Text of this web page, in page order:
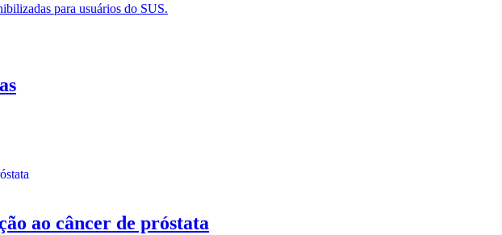
para usuários do SUS.
ao câncer de próstata